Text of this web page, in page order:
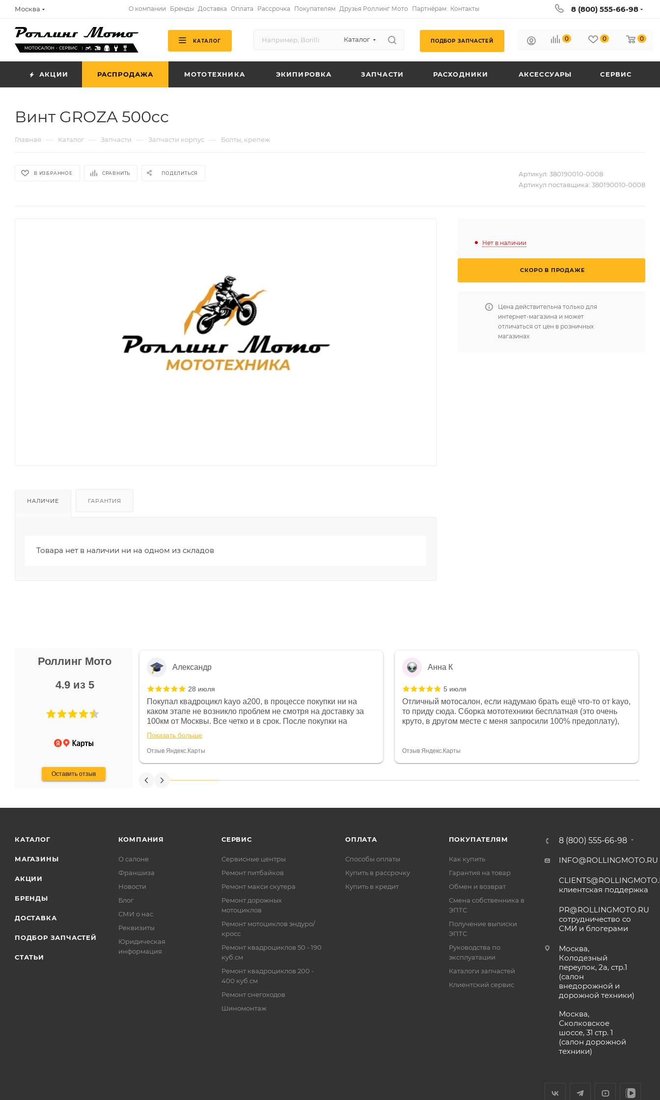
Москва О компании Бренды Доставка Оплата Рассрочка Покупателям Друзья Роллинг Мото Партнёрам Контакты 8 (800) 555-66-98
КАТАЛОГ Каталог ПОДБОР ЗАПЧАСТЕЙ 0 0 0
АКЦИИ РАСПРОДАЖА МОТОТЕХНИКА ЭКИПИРОВКА ЗАПЧАСТИ РАСХОДНИКИ АКСЕССУАРЫ СЕРВИС
Винт GROZA 500cc
Главная — Каталог — Запчасти — Запчасти корпус — Болты, крепеж
В ИЗБРАННОЕ СРАВНИТЬ ПОДЕЛИТЬСЯ Артикул: 380190010-0008
Артикул поставщика: 380190010-0008
НАЛИЧИЕ ГАРАНТИЯ
Товара нет в наличии ни на одном из складов
Нет в наличии
СКОРО В ПРОДАЖЕ
Цена действительна только для
интернет-магазина и может
отличаться от цен в розничных
магазинах
Роллинг Мото
4.9 из 5
Оставить отзыв
Не понравились условия
и дают только на год)
Александр
28 июля
Покупал квадроцикл kayo a200, в процессе покупки ни на
каком этапе не возникло проблем не смотря на доставку за
100км от Москвы. Все четко и в срок. После покупки на
спидометре всегда был 0, при этом представители магазина
постоянно были на связи и в итоге проблема была решена.
Считаю, что это говорит о небезразличии к клиенту после
Показать больше
Отзыв Яндекс.Карты
Анна К
5 июля
Отличный мотосалон, если надумаю брать ещё что-то от kayo,
то приду сюда. Сборка мототехники бесплатная (это очень
круто, в другом месте с меня запросили 100% предоплату),
спасибо отдельное, всегда на связи, очень детально всё
Отзыв Яндекс.Карты
КАТАЛОГ
МАГАЗИНЫ
АКЦИИ
БРЕНДЫ
ДОСТАВКА
ПОДБОР ЗАПЧАСТЕЙ
СТАТЬИ
КОМПАНИЯ
О салоне
Франшиза
Новости
Блог
СМИ о нас
Реквизиты
Юридическая
информация
СЕРВИС
Сервисные центры
Ремонт питбайков
Ремонт макси скутера
Ремонт дорожных
мотоциклов
Ремонт мотоциклов эндуро/
кросс
Ремонт квадроциклов 50 - 190
куб.см
Ремонт квадроциклов 200 -
400 куб.см
Ремонт снегоходов
Шиномонтаж
ОПЛАТА
Способы оплаты
Купить в рассрочку
Купить в кредит
ПОКУПАТЕЛЯМ
Как купить
Гарантия на товар
Обмен и возврат
Смена собственника в
ЭПТС
Получение выписки
ЭПТС
Руководства по
эксплуатации
Каталоги запчастей
Клиентский сервис
8 (800) 555-66-98
INFO@ROLLINGMOTO.RU
клиентская поддержка
PR@ROLLINGMOTO.RU
сотрудничество со
СМИ и блогерами
Москва,
Колодезный
переулок, 2а, стр.1
(салон
внедорожной и
дорожной техники)
Москва,
Сколковское
шоссе, 31 стр. 1
(салон дорожной
техники)